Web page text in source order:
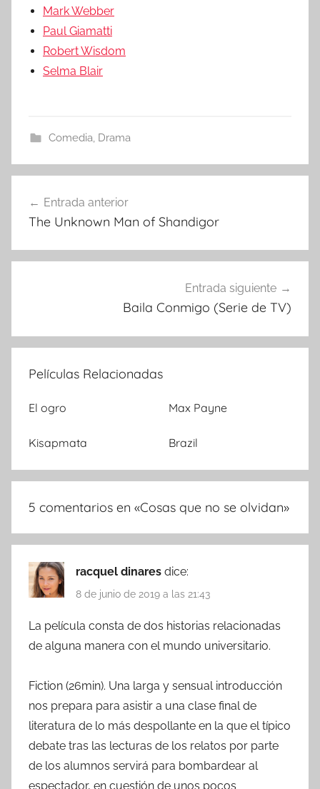
Mark Webber
Paul Giamatti
Robert Wisdom
Selma Blair
Comedia, Drama
Navegación
de
entradas
Entrada anterior
The Unknown Man of Shandigor
Entrada siguiente
Baila Conmigo (Serie de TV)
Películas Relacionadas
El ogro Max Payne
Kisapmata Brazil
5 comentarios en «Cosas que no se olvidan»
racquel dinares dice:
8 de junio de 2019 a las 21:43
La película consta de dos historias relacionadas
de alguna manera con el mundo universitario.
Fiction (26min). Una larga y sensual introducción
nos prepara para asistir a una clase final de
literatura de lo más despollante en la que el típico
debate tras las lecturas de los relatos por parte
de los alumnos servirá para bombardear al
espectador, en cuestión de unos pocos